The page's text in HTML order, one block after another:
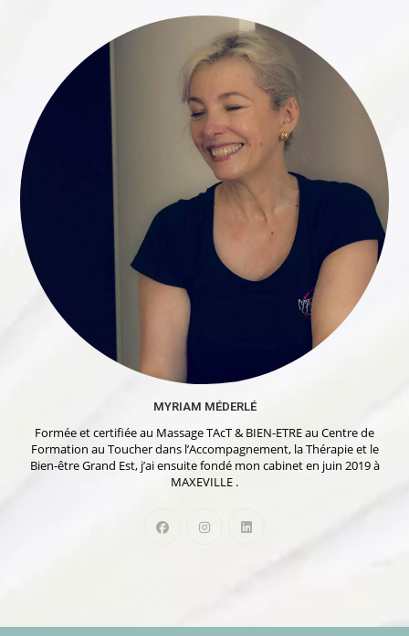
MYRIAM MÉDERLÉ
Formée et certifiée au Massage TAcT & BIEN-ETRE au Centre de
Formation au Toucher dans l’Accompagnement, la Thérapie et le
Bien-être Grand Est, j’ai ensuite fondé mon cabinet en juin 2019 à
MAXEVILLE .